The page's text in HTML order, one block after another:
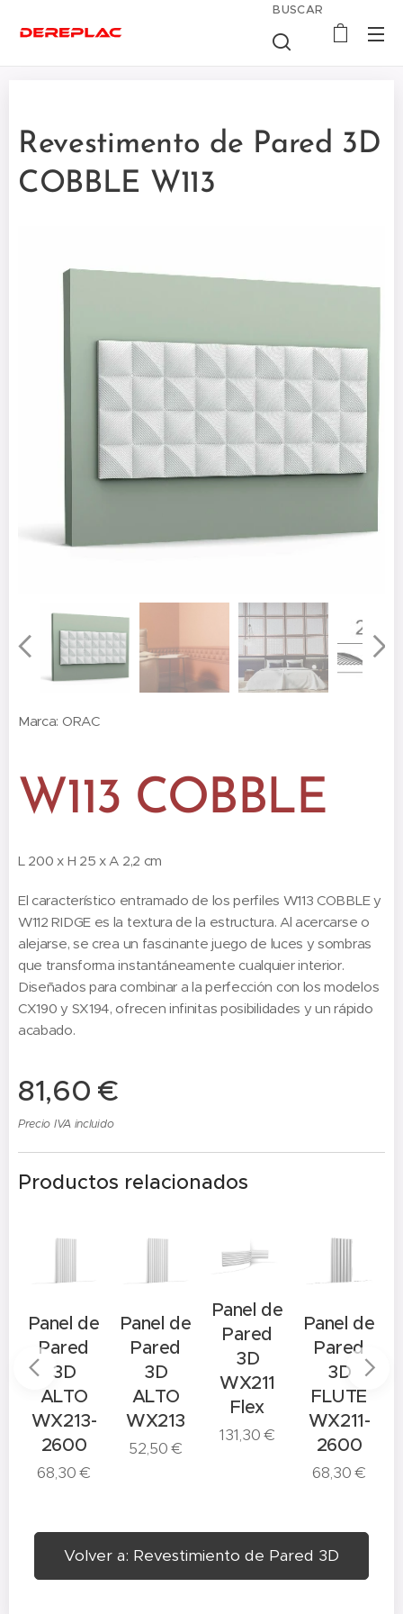
BUSCAR
Revestimento de Pared 3D
COBBLE W113
Marca: ORAC
W113 COBBLE
L 200 x H 25 x A 2,2 cm
El característico entramado de los perfiles W113 COBBLE y
W112 RIDGE es la textura de la estructura. Al acercarse o
alejarse, se crea un fascinante juego de luces y sombras
que transforma instantáneamente cualquier interior.
Diseñados para combinar a la perfección con los modelos
CX190 y SX194, ofrecen infinitas posibilidades y un rápido
acabado.
81,60 €
Precio IVA incluido
Productos relacionados
Panel de
Pared
3D
ALTO
WX213-
2600
68,30€
Panel de
Pared
3D
ALTO
WX213
52,50€
Panel de
Pared
3D
WX211
Flex
131,30€
Panel de
Pared
3D
FLUTE
WX211-
2600
68,30€
Volver a: Revestimiento de Pared 3D